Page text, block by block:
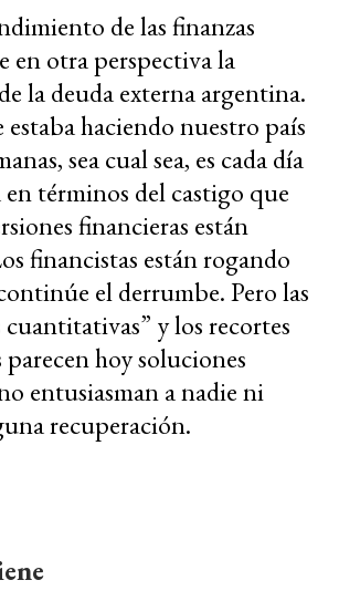
de las finanzas
en otra perspectiva la
la deuda externa argentina.
haciendo nuestro país
sea cual sea, es cada día
términos del castigo que
financieras están
financistas están rogando
el derrumbe. Pero las
cuantitativas” y los recortes
hoy soluciones
entusiasman a nadie ni
recuperación.